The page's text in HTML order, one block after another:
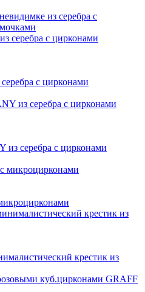
из серебра с
с цирконами
из серебра с цирконами
крестик из